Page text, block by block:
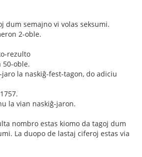
dum semajno vi volas seksumi.
2-oble.
rezulto
oble.
la naskiĝ-fest-tagon, do adiciu
la vian naskiĝ-jaron.
nombro estas kiomo da tagoj dum
La duopo de lastaj ciferoj estas via